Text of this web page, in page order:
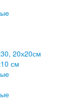
20х20см
см